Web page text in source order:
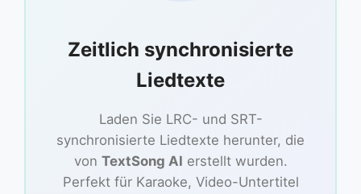
Zeitlich synchronisierte
Liedtexte
Laden Sie LRC- und SRT-
synchronisierte Liedtexte herunter, die
von TextSong AI erstellt wurden.
Perfekt für Karaoke, Video-Untertitel